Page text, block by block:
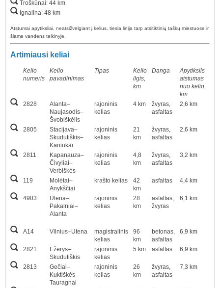
Troškūnai: 44 km
Ignalina: 48 km
Atstumai apytiksliai, neatsižvelgiant į kelius, tiesia linija tarp atsitiktinių taškų miestuose ir
šiame vandens telkinyje.
Artimiausi keliai
Kelio
numeris
Kelio
pavadinimas
Tipas
Kelio
ilgis,
km
Danga
Apytikslis
atstumas
nuo kelio,
km
2828
Alanta–
Naujasodis–
Švobiškėlis
rajoninis
kelias
4 km
žvyras,
asfaltas
2,6 km
2805
Stacijava–
Skudutiškis–
Kaniūkai
rajoninis
kelias
21
km
žvyras,
asfaltas
2,6 km
2811
Kapanauza–
Čivyliai–
Verbiškės
rajoninis
kelias
4,8
km
žvyras,
asfaltas
3,2 km
119
Molėtai–
Anykščiai
krašto kelias
42
km
asfaltas 4,4 km
4903
Utena–
Pakalniai–
Alanta
rajoninis
kelias
28
km
asfaltas,
žvyras
6,1 km
A14 Vilnius–Utena
magistralinis
kelias
96
km
betonas,
asfaltas
6,9 km
2821
Ežerys–
Skudutiškis
rajoninis
kelias
5 km asfaltas 6,9 km
2813
Gečiai–
Kuktiškės–
Tauragnai
rajoninis
kelias
26
km
žvyras,
asfaltas
7,3 km